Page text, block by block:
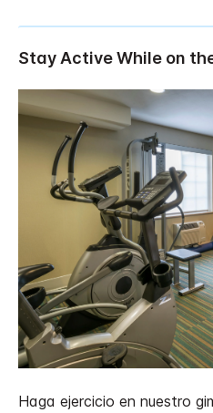
Haga ejercicio en nuestro